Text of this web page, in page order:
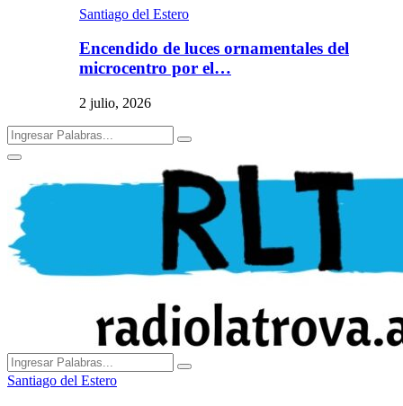
Santiago del Estero
Encendido de luces ornamentales del
microcentro por el…
2 julio, 2026
Search
for:
Search
Primary
Search
for:
Search
Santiago del Estero